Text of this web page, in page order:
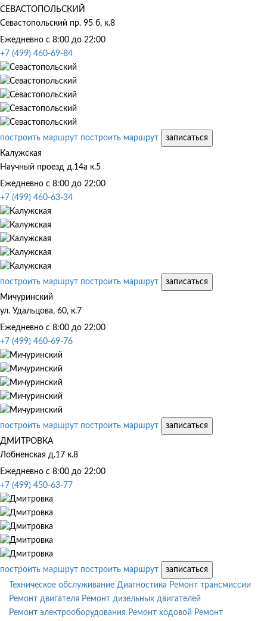
СЕВАСТОПОЛЬСКИЙ
Севастопольский пр. 95 б, к.8
Ежедневно с 8:00 до 22:00
+7 (499) 460-69-84
построить маршрут построить маршрут
записаться
Калужская
Научный проезд д.14а к.5
Ежедневно с 8:00 до 22:00
+7 (499) 460-63-34
построить маршрут построить маршрут
записаться
Мичуринский
ул. Удальцова, 60, к.7
Ежедневно с 8:00 до 22:00
+7 (499) 460-69-76
построить маршрут построить маршрут
записаться
ДМИТРОВКА
Лобненская д.17 к.8
Ежедневно с 8:00 до 22:00
+7 (499) 450-63-77
построить маршрут построить маршрут
записаться
Техническое обслуживание Диагностика Ремонт трансмиссии
Ремонт двигателя Ремонт дизельных двигателей
Ремонт электрооборудования Ремонт ходовой Ремонт